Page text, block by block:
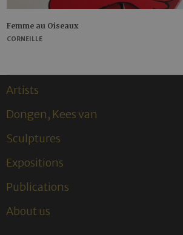
Femme au Oiseaux
CORNEILLE
Artists
Dongen, Kees van
Sculptures
Expositions
Publications
About us